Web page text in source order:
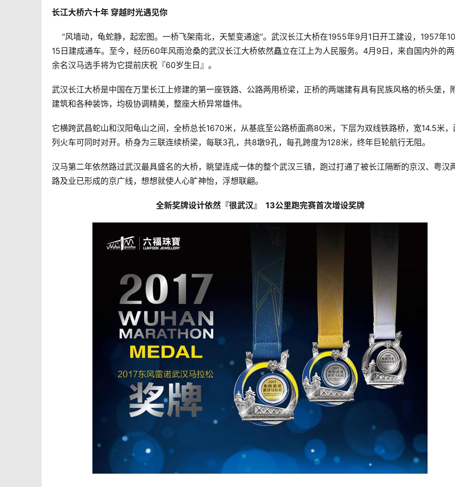
长江大桥六十年 穿越时光遇见你
15日建成通车。至今，经历60年风雨沧桑的武汉长江大桥依然矗立在江上为人民服务。4月9日，来自国内外的
余名汉马选手将为它提前庆祝『60岁生日』。
武汉长江大桥是中国在万里长江上修建的第一座铁路、公路两用桥梁，正桥的两端建有具有民族风格的桥头堡，
建筑和各种装饰，均极协调精美，整座大桥异常雄伟。
它横跨武昌蛇山和汉阳龟山之间，全桥总长1670米，从基底至公路桥面高80米，下层为双线铁路桥，宽14.5米，
列火车可同时对开。桥身为三联连续桥梁，每联3孔，共8墩9孔，每孔跨度为128米，终年巨轮航行无阻。
汉马第二年依然路过武汉最具盛名的大桥，眺望连成一体的整个武汉三镇，跑过打通了被长江隔断的京汉、粤汉
路及业已形成的京广线，想想就使人心旷神怡，浮想联翩。
全新奖牌设计依然『很武汉』  13公里跑完赛首次增设奖牌